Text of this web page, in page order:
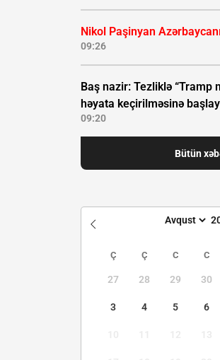
Nikol Paşinyan
09:26
Baş nazir: Tezliklə “Tramp
həyata keçirilməsinə
09:20
Bütün
Ç Ç C C
27 28 29 30
3 4 5 6